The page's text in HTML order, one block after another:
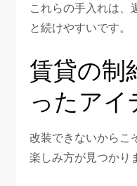
これらの手入れは、
と続けやすいです。
賃貸の制
ったアイ
改装できないからこ
楽しみ方が見つかり